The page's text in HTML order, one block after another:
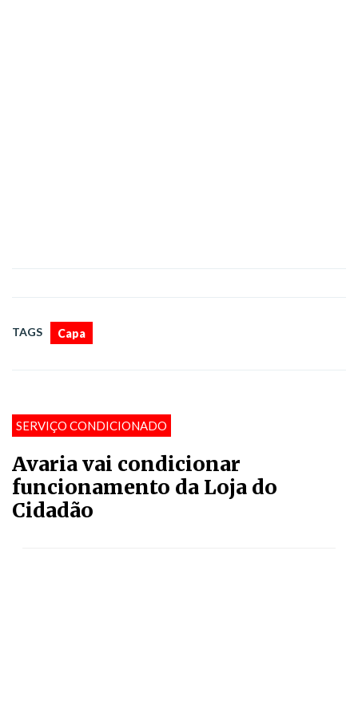
TAGS Capa
SERVIÇO CONDICIONADO
Avaria vai condicionar
funcionamento da Loja do
Cidadão